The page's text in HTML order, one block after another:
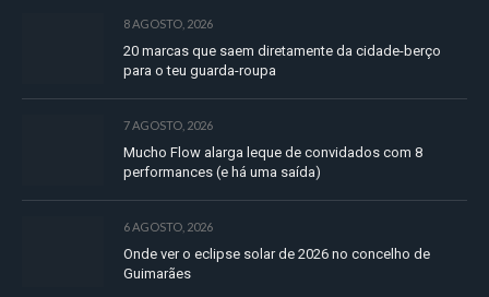
8 AGOSTO, 2026
20 marcas que saem diretamente da cidade-berço
para o teu guarda-roupa
7 AGOSTO, 2026
Mucho Flow alarga leque de convidados com 8
performances (e há uma saída)
6 AGOSTO, 2026
Onde ver o eclipse solar de 2026 no concelho de
Guimarães